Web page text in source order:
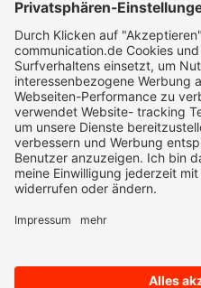
© 2025 Saupe Communication |